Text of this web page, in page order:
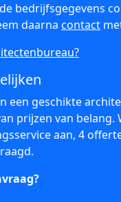
bedrijfsgegevens
daarna contact
een geschikte
prijzen van belang.
aan, 4